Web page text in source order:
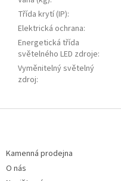
Třída krytí (IP):
Elektrická ochrana:
Energetická třída
světelného LED zdroje:
Vyměnitelný světelný
zdroj:
Kamenná prodejna
O nás